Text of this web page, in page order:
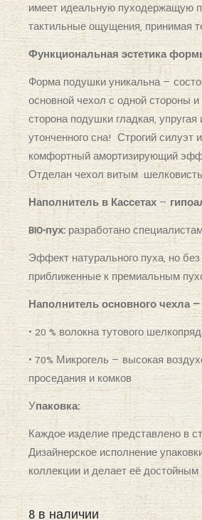
имеет идеальную пуходержащую
тактильные ощущения, принимая
Функциональная эстетика
Форма подушки уникальна —
основной чехол с одной стороны
сторона подушки гладкая,
утонченного сна! Строгий силуэт
комфортный амортизирующий
Отделан чехол витым
Наполнитель в Кассетах —
BIO-пух:разработано
Эффект натурального пуха, но
приближенные к премиальным
Наполнитель основного чехла
• 20 % волокна тутового
• 70% Микрогель — высокая
проседания и комков
Упаковка:
Каждое изделие представлено в
Дизайнерское исполнение
коллекции и делает её достойным
8 в наличии